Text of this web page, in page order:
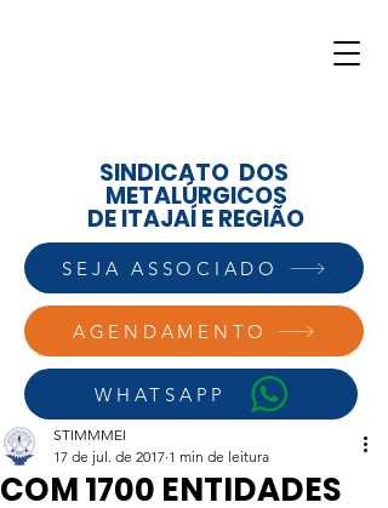
AGENDAMENTO
WHATSAPP
SINDICATO DOS
METALÚRGICOS
DE ITAJAÍ E REGIÃO
SEJA ASSOCIADO
COM 1700 ENTIDADES
STIMMMEI
17 de jul. de 2017 1 min de leitura